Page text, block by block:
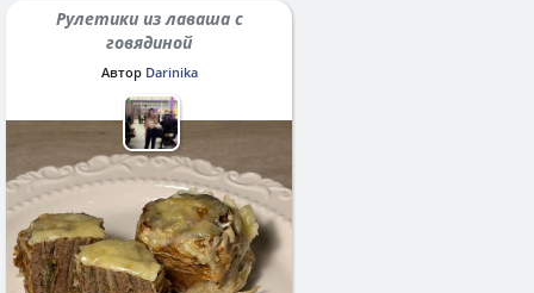
Рулетики из лаваша с
говядиной
Автор Darinika